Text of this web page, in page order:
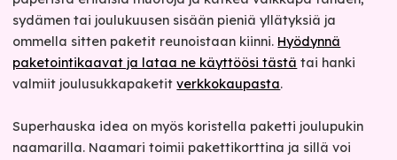
sydämen tai joulukuusen sisään pieniä yllätyksiä ja
ommella sitten paketit reunoistaan kiinni. Hyödynnä
paketointikaavat ja lataa ne käyttöösi tästä tai hanki
valmiit joulusukkapaketitverkkokaupasta.
Superhauska idea on myös koristella paketti joulupukin
naamarilla. Naamari toimii pakettikorttina ja sillä voi